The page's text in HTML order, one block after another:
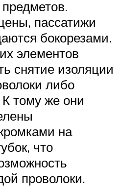
пассатижи
бокорезами.
элементов
снятие изоляции
либо
тому же они
на
что
проволоки.